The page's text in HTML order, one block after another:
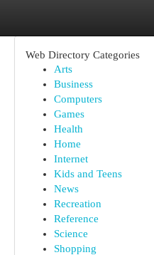
Web Directory Categories
Arts
Business
Computers
Games
Health
Home
Internet
Kids and Teens
News
Recreation
Reference
Science
Shopping